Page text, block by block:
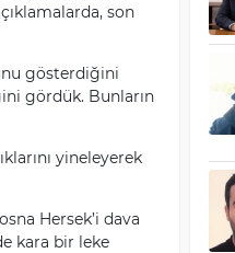
son
gösterdiğini
gördük. Bunların
yineleyerek
Hersek’i dava
kara bir leke